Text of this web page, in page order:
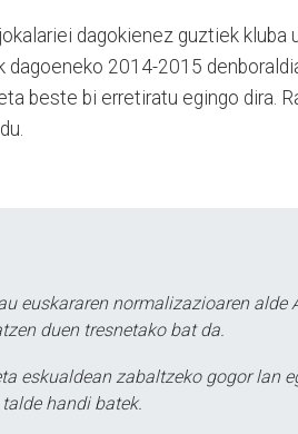
dagokienez guztiek
dagoeneko 2014-2015
beste bi erretiratu egingo dira.
euskararen normalizazioaren alde
duen tresnetako bat da.
eskualdean zabaltzeko gogor lan
handi batek.